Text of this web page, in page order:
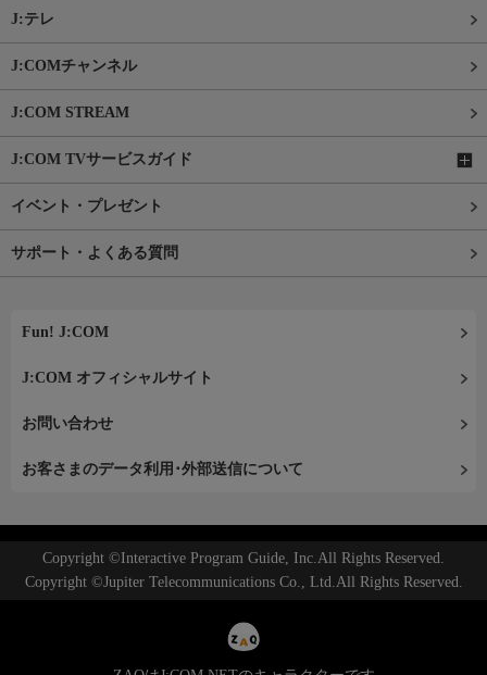
J:テレ
J:COMチャンネル
J:COM STREAM
J:COM TVサービスガイド
イベント・プレゼント
サポート・よくある質問
Fun! J:COM
J:COM オフィシャルサイト
お問い合わせ
お客さまのデータ利用･外部送信について
Copyright ©Interactive Program Guide, Inc.All Rights Reserved.
Copyright ©Jupiter Telecommunications Co., Ltd.All Rights Reserved.